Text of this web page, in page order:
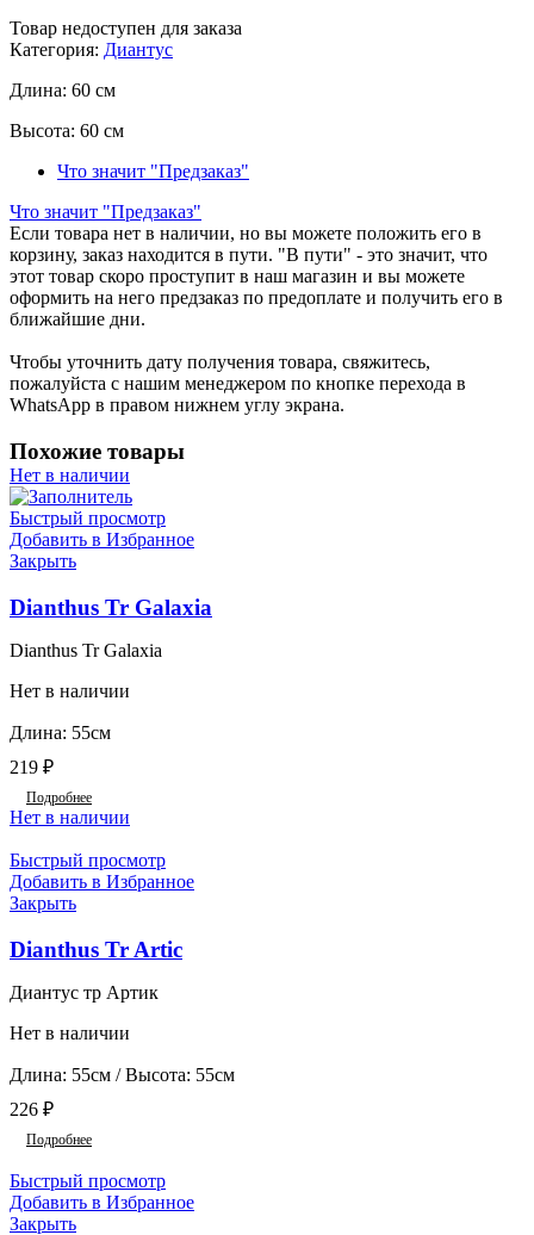
Товар недоступен для заказа
Категория: Диантус
Длина: 60 см
Высота: 60 см
Что значит "Предзаказ"
Что значит "Предзаказ"
Если товара нет в наличии, но вы можете положить его в
корзину, заказ находится в пути. "В пути" - это значит, что
этот товар скоро проступит в наш магазин и вы можете
оформить на него предзаказ по предоплате и получить его в
ближайшие дни.
Чтобы уточнить дату получения товара, свяжитесь,
пожалуйста с нашим менеджером по кнопке перехода в
WhatsApp в правом нижнем углу экрана.
Похожие товары
Нет в наличии
Быстрый просмотр
Добавить в Избранное
Закрыть
Dianthus Tr Galaxia
Dianthus Tr Galaxia
Нет в наличии
Длина: 55см
219 ₽
Подробнее
Нет в наличии
Быстрый просмотр
Добавить в Избранное
Закрыть
Dianthus Tr Artic
Диантус тр Артик
Нет в наличии
Длина: 55см / Высота: 55см
226 ₽
Подробнее
Быстрый просмотр
Добавить в Избранное
Закрыть